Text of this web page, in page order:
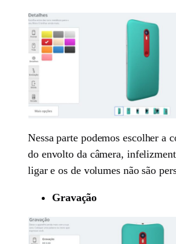
Nessa parte podemos escolher a
do envolto da câmera,
ligar e os de volumes não são
Gravação